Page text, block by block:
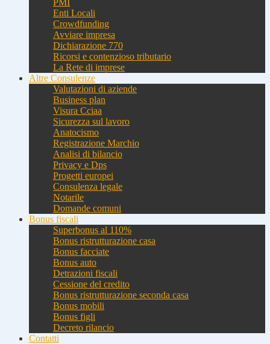
PMI
Enti Locali
Crowdfunding
Avviare impresa
Dichiarazione 770
Ricorsi e contenzioso tributario
La Rete di imprese
Altre Consulenze
Valutazioni di aziende
Business plan
Visura Cciaa
Sicurezza sul lavoro
Anatocismo
Registrazione Marchio
Analisi di bilancio
Privacy e Dps
Progetti europei
Consulenza legale
Notarile
Domande comuni
Bonus fiscali
Superbonus al 110%
Bonus ristrutturazione casa
Bonus facciate
Bonus auto
Detrazioni fiscali
Cessione del credito
Bonus ristrutturazione seconda casa
Bonus mobili
Bonus figli
Decreto rilancio
Contatti